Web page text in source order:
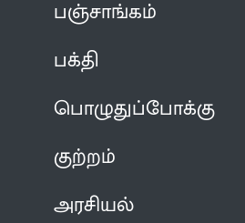
பஞ்சாங்கம்
பக்தி
பொழுதுப்போக்கு
குற்றம்
அரசியல்